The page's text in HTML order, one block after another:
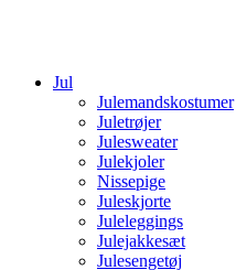
Jul
Julemandskostumer
Juletrøjer
Julesweater
Julekjoler
Nissepige
Juleskjorte
Juleleggings
Julejakkesæt
Julesengetøj